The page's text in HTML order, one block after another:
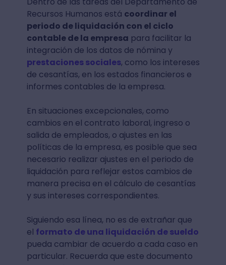
Recursos Humanos está coordinar el
periodo de liquidación con el ciclo
contable de la empresa para facilitar la
integración de los datos de nómina y
prestaciones sociales, como los intereses
de cesantías, en los estados financieros e
informes contables de la empresa.
En situaciones excepcionales, como
cambios en el contrato laboral, ingreso o
salida de empleados, o ajustes en las
políticas de la empresa, es posible que sea
necesario realizar ajustes en el periodo de
liquidación para reflejar estos cambios de
manera precisa en el cálculo de cesantías
y sus intereses correspondientes.
Siguiendo esa línea, no es de extrañar que
el formato de una liquidación de sueldo
pueda cambiar de acuerdo a cada caso en
particular. Recuerda que este documento